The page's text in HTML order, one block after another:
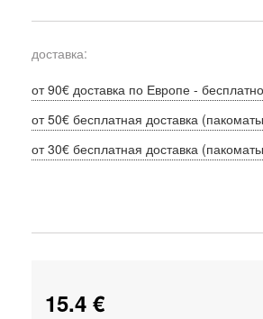
доставка:
от 90€ доставка по Европе -
от 50€ бесплатная доставка
от 30€ бесплатная доставка
15.4 €